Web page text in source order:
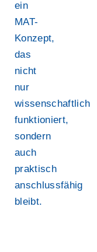
ein
MAT-
Konzept,
das
nicht
nur
wissenschaftlich
funktioniert,
sondern
auch
praktisch
anschlussfähig
bleibt.